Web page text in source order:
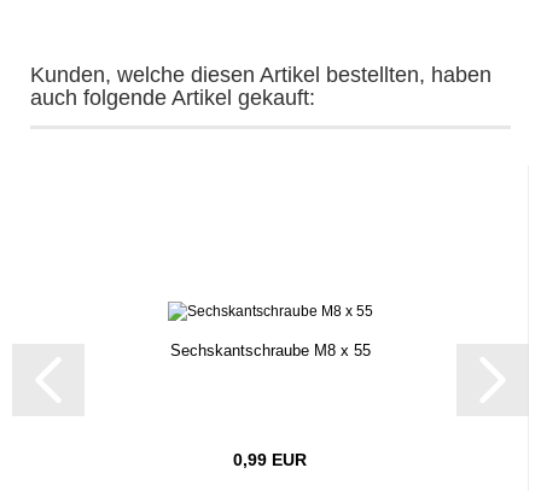
Kunden, welche diesen Artikel bestellten, haben
auch folgende Artikel gekauft:
Sechskantschraube M8 x 55
0,99 EUR